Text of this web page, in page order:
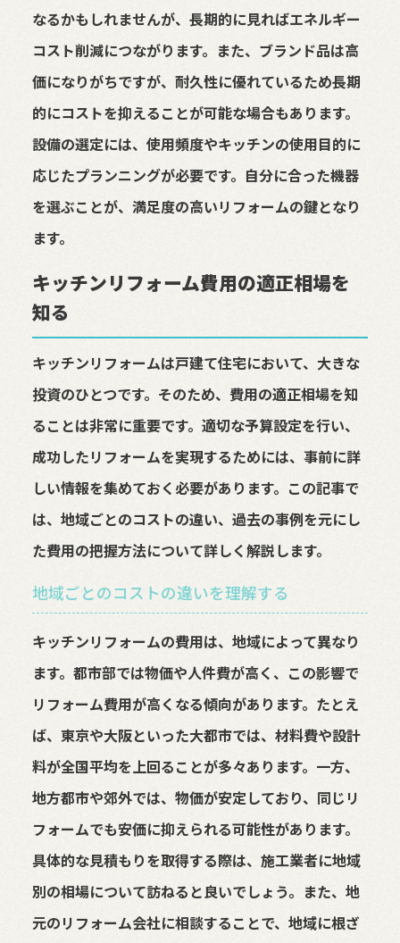
なるかもしれませんが、長期的に見ればエネルギー
コスト削減につながります。また、ブランド品は高
価になりがちですが、耐久性に優れているため長期
的にコストを抑えることが可能な場合もあります。
設備の選定には、使用頻度やキッチンの使用目的に
応じたプランニングが必要です。自分に合った機器
を選ぶことが、満足度の高いリフォームの鍵となり
ます。
キッチンリフォーム費用の適正相場を
知る
キッチンリフォームは戸建て住宅において、大きな
投資のひとつです。そのため、費用の適正相場を知
ることは非常に重要です。適切な予算設定を行い、
成功したリフォームを実現するためには、事前に詳
しい情報を集めておく必要があります。この記事で
は、地域ごとのコストの違い、過去の事例を元にし
た費用の把握方法について詳しく解説します。
地域ごとのコストの違いを理解する
キッチンリフォームの費用は、地域によって異なり
ます。都市部では物価や人件費が高く、この影響で
リフォーム費用が高くなる傾向があります。たとえ
ば、東京や大阪といった大都市では、材料費や設計
料が全国平均を上回ることが多々あります。一方、
地方都市や郊外では、物価が安定しており、同じリ
フォームでも安価に抑えられる可能性があります。
具体的な見積もりを取得する際は、施工業者に地域
別の相場について訪ねると良いでしょう。また、地
元のリフォーム会社に相談することで、地域に根ざ